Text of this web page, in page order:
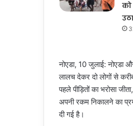
को
नोएडा, 10 जुलाई: नोएडा
लालच देकर दो लोगों से
पहले पीड़ितों का भरोसा
अपनी रकम निकालने का
दी गई है।